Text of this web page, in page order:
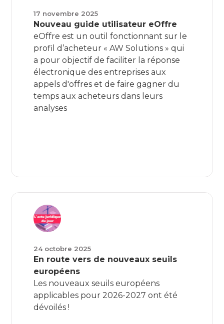
17 novembre 2025
Nouveau guide utilisateur eOffre
eOffre est un outil fonctionnant sur le
profil d’acheteur « AW Solutions » qui
a pour objectif de faciliter la réponse
électronique des entreprises aux
appels d'offres et de faire gagner du
temps aux acheteurs dans leurs
analyses
24 octobre 2025
En route vers de nouveaux seuils
européens
Les nouveaux seuils européens
applicables pour 2026-2027 ont été
dévoilés !